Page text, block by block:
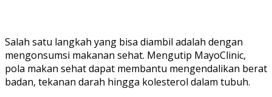
Salah satu langkah yang bisa diambil adalah dengan
mengonsumsi makanan sehat. Mengutip MayoClinic,
pola makan sehat dapat membantu mengendalikan berat
badan, tekanan darah hingga kolesterol dalam tubuh.